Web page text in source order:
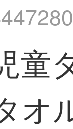
童
オ